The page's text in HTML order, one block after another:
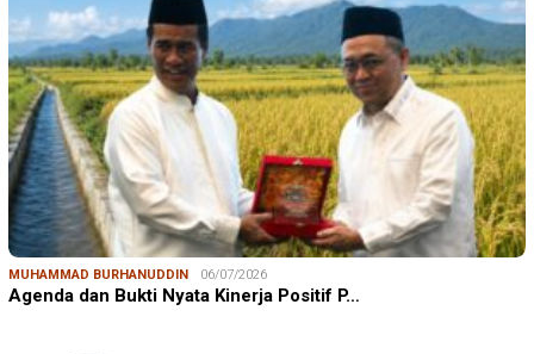
MUHAMMAD BURHANUDDIN 06/07/2026
Agenda dan Bukti Nyata Kinerja Positif P…